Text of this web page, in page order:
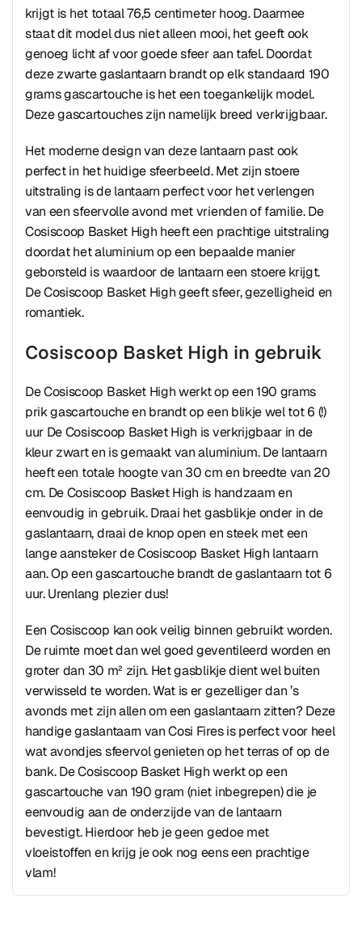
krijgt is het totaal 76,5 centimeter hoog. Daarmee
staat dit model dus niet alleen mooi, het geeft ook
genoeg licht af voor goede sfeer aan tafel. Doordat
deze zwarte gaslantaarn brandt op elk standaard 190
grams gascartouche is het een toegankelijk model.
Deze gascartouches zijn namelijk breed verkrijgbaar.
Het moderne design van deze lantaarn past ook
perfect in het huidige sfeerbeeld. Met zijn stoere
uitstraling is de lantaarn perfect voor het verlengen
van een sfeervolle avond met vrienden of familie. De
Cosiscoop Basket High heeft een prachtige uitstraling
doordat het aluminium op een bepaalde manier
geborsteld is waardoor de lantaarn een stoere krijgt.
De Cosiscoop Basket High geeft sfeer, gezelligheid en
romantiek.
Cosiscoop Basket High in gebruik
De Cosiscoop Basket High werkt op een 190 grams
prik gascartouche en brandt op een blikje wel tot 6 (!)
uur De Cosiscoop Basket High is verkrijgbaar in de
kleur zwart en is gemaakt van aluminium. De lantaarn
heeft een totale hoogte van 30 cm en breedte van 20
cm. De Cosiscoop Basket High is handzaam en
eenvoudig in gebruik. Draai het gasblikje onder in de
gaslantaarn, draai de knop open en steek met een
lange aansteker de Cosiscoop Basket High lantaarn
aan. Op een gascartouche brandt de gaslantaarn tot 6
uur. Urenlang plezier dus!
Een Cosiscoop kan ook veilig binnen gebruikt worden.
De ruimte moet dan wel goed geventileerd worden en
groter dan 30 m² zijn. Het gasblikje dient wel buiten
verwisseld te worden. Wat is er gezelliger dan ’s
avonds met zijn allen om een gaslantaarn zitten? Deze
handige gaslantaarn van Cosi Fires is perfect voor heel
wat avondjes sfeervol genieten op het terras of op de
bank. De Cosiscoop Basket High werkt op een
gascartouche van 190 gram (niet inbegrepen) die je
eenvoudig aan de onderzijde van de lantaarn
bevestigt. Hierdoor heb je geen gedoe met
vloeistoffen en krijg je ook nog eens een prachtige
vlam!